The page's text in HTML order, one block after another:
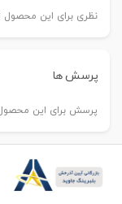
نظری برای این محصول
پرسش ها
پرسش برای این